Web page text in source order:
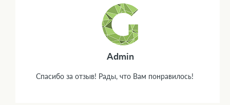
Admin
Спасибо за отзыв! Рады, что Вам понравилось!